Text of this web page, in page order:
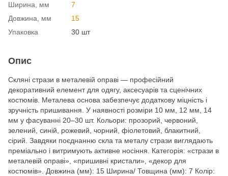
Ширина, мм
7
Довжина, мм
15
Упаковка
30 шт
Опис
Скляні стрази в металевій оправі — професійний
декоративний елемент для одягу, аксесуарів та сценічних
костюмів. Металева основа забезпечує додаткову міцність і
зручність пришивання. У наявності розміри 10 мм, 12 мм, 14
мм у фасуванні 20–30 шт. Кольори: прозорий, червоний,
зелений, синій, рожевий, чорний, фіолетовий, блакитний,
сірий. Завдяки поєднанню скла та металу стрази виглядають
преміально і витримують активне носіння. Категорія: «стрази в
металевій оправі», «пришивні кристали», «декор для
костюмів». Довжина (мм): 15 Ширина/ Товщина (мм): 7 Колір: